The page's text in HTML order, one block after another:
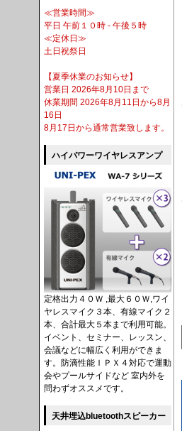
≪営業時間≫
平日 午前１０時 - 午後５時
≪定休日≫
土日祝祭日
【夏季休業のお知らせ】
営業日 2026年8月10日まで
休業期間 2026年8月11日から8月
16日
8月17日から通常営業致します。
ハイパワーワイヤレスアンプ
定格出力４０Ｗ ,最大６０Ｗ,ワイ
ヤレスマイク３本、有線マイク２
本、合計最大５本まで利用可能。
イベント、セミナー、レッスン、
会議などに幅広く利用ができま
す。防滴性能ＩＰＸ４対応で運動
会やプールサイドなど 室内外を
問わずオススメです。
天井埋込bluetoothスピーカー